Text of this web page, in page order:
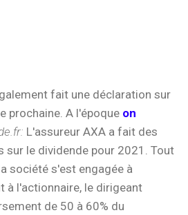
fait une déclaration sur
prochaine. A l'époque on
L'assureur AXA a fait des
sur le dividende pour 2021. Tout
société s'est engagée à
à l'actionnaire, le dirigeant
de 50 à 60% du